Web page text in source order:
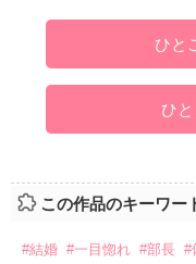
ひと
ひ
この作品のキーワー
#結婚 #一目惚れ #部長 #